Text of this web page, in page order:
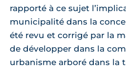
rapporté à ce sujet
municipalité dans la
été revu et corrigé par la
de développer dans la
urbanisme arboré dans la